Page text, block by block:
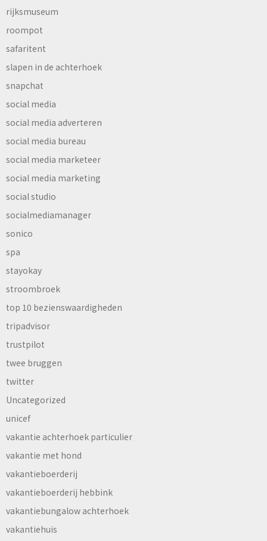
rijksmuseum
roompot
safaritent
slapen in de achterhoek
snapchat
social media
social media adverteren
social media bureau
social media marketeer
social media marketing
social studio
socialmediamanager
sonico
spa
stayokay
stroombroek
top 10 bezienswaardigheden
tripadvisor
trustpilot
twee bruggen
twitter
Uncategorized
unicef
vakantie achterhoek particulier
vakantie met hond
vakantieboerderij
vakantieboerderij hebbink
vakantiebungalow achterhoek
vakantiehuis